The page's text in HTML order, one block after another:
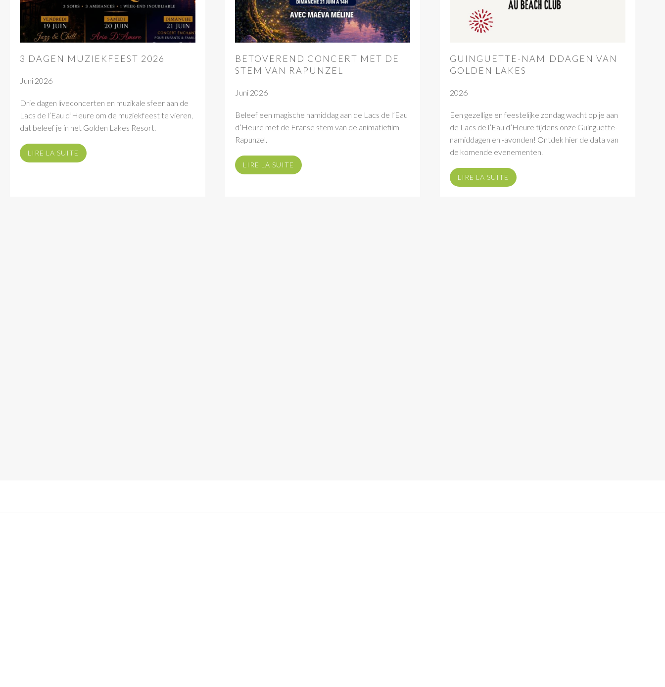
3 DAGEN MUZIEKFEEST 2026
Juni 2026
Drie dagen liveconcerten en muzikale sfeer aan de
Lacs de l’Eau d’Heure om de muziekfeest te vieren,
dat beleef je in het Golden Lakes Resort.
LIRE LA SUITE
BETOVEREND CONCERT MET DE
STEM VAN RAPUNZEL
Juni 2026
Beleef een magische namiddag aan de Lacs de l’Eau
d’Heure met de Franse stem van de animatiefilm
Rapunzel.
LIRE LA SUITE
GUINGUETTE-NAMIDDAGEN VAN
GOLDEN LAKES
2026
Een gezellige en feestelijke zondag wacht op je aan
de Lacs de l’Eau d’Heure tijdens onze Guinguette-
namiddagen en -avonden! Ontdek hier de data van
de komende evenementen.
LIRE LA SUITE